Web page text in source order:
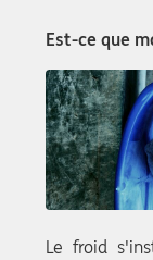
Est-ce que
Le froid